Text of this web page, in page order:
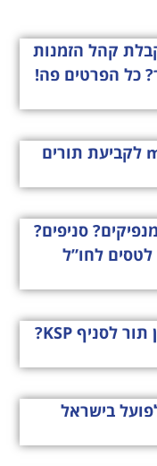
קהל הזמנות
כל הפרטים פה!
סניפים?
לטסים לחו”ל
בישראל